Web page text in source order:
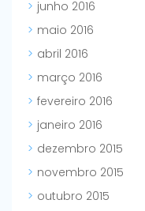
junho 2016
maio 2016
abril 2016
março 2016
fevereiro 2016
janeiro 2016
dezembro 2015
novembro 2015
outubro 2015